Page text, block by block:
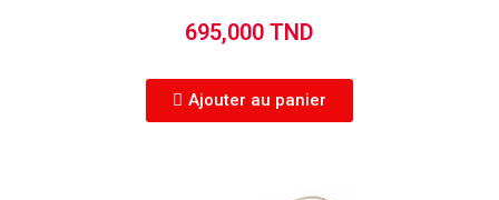
695,000 TND
Ajouter au panier